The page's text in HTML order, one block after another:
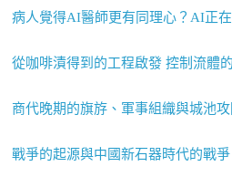
病人覺得AI醫師更有同理心？AI正
從咖啡漬得到的工程啟發 控制流體
商代晚期的旗斿、軍事組織與城池攻
戰爭的起源與中國新石器時代的戰爭